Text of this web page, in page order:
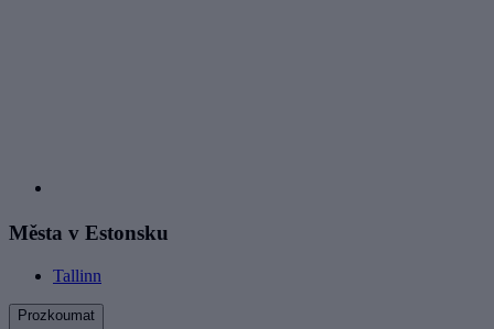
Města v Estonsku
Tallinn
Prozkoumat